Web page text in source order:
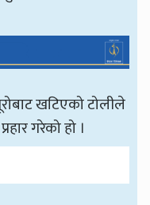
खटिएको टोलीले
गरेको हो ।